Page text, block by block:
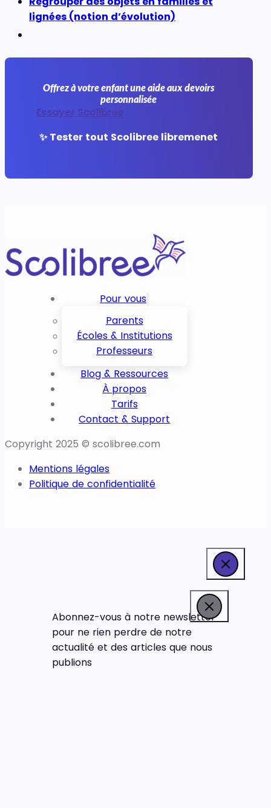
lignées (notion d’évolution)
Offrez à votre enfant une aide aux devoirs
personnalisée
Essayer Scolibree
✨ Tester tout Scolibree libremenet
Pour vous
Parents
Écoles & Institutions
Professeurs
Blog & Ressources
À propos
Tarifs
Contact & Support
Copyright 2025 © scolibree.com
Mentions légales
Politique de confidentialité
Abonnez-vous à notre newsletter
pour ne rien perdre de notre
actualité et des articles que nous
publions